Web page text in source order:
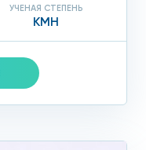
УЧЕНАЯ СТЕПЕНЬ
КМН